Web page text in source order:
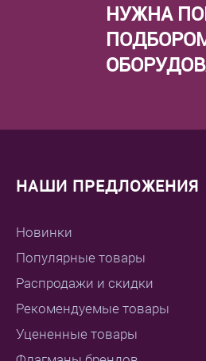
НУЖНА
НАШИ ПРЕДЛОЖЕНИЯ
Новинки
Популярные товары
Распродажи и скидки
Рекомендуемые товары
Уцененные товары